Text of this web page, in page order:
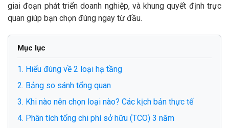
giai đoạn phát triển doanh nghiệp, và khung quyết định trực
quan giúp bạn chọn đúng ngay từ đầu.
Mục lục
1. Hiểu đúng về 2 loại hạ tầng
2. Bảng so sánh tổng quan
3. Khi nào nên chọn loại nào? Các kịch bản thực tế
4. Phân tích tổng chi phí sở hữu (TCO) 3 năm